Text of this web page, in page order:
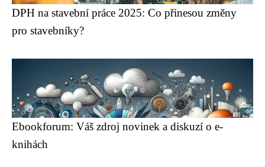
DPH na stavební práce 2025: Co přinesou změny
pro stavebníky?
Ebookforum: Váš zdroj novinek a diskuzí o e-
knihách